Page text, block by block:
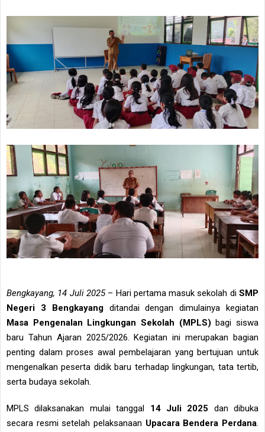
Bengkayang, 14 Juli 2025– Hari pertama masuk sekolah diSMP
Negeri 3 Bengkayangditandai dengan dimulainya kegiatan
Masa Pengenalan Lingkungan Sekolah (MPLS) bagi siswa
baru Tahun Ajaran 2025/2026. Kegiatan ini merupakan bagian
penting dalam proses awal pembelajaran yang bertujuan untuk
mengenalkan peserta didik baru terhadap lingkungan, tata tertib,
serta budaya sekolah.
MPLS dilaksanakan mulai tanggal 14 Juli 2025 dan dibuka
secara resmi setelah pelaksanaan Upacara Bendera Perdana.